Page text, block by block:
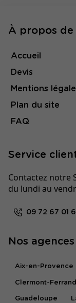
À propos de
Accueil
Devis
Mentions
Plan du site
FAQ
Service
Contactez notre
du lundi au
09 72 67 01
Nos
Aix-en-Provence
Clermont-Ferrand
Guadeloupe